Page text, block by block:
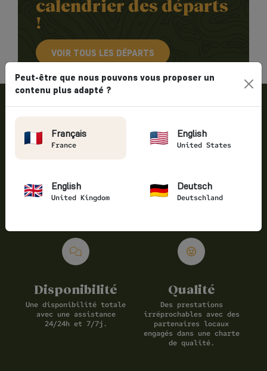
calendrier des départs
!
VOIR TOUS LES DÉPARTS
Depuis 2006, Vintage
Rides est le spécialiste
Face à un imprévu, nos
guides expérimentés
Disponibilité
Une disponibilité totale
avec une assistance
24/24h et 7/7j.
Qualité
Des prestations
irréprochables avec des
partenaires locaux
engagés dans une charte
de qualité.
Peut-être que nous pouvons vous proposer un
contenu plus adapté ?
Français
France
English
United States
English
United Kingdom
Deutsch
Deutschland